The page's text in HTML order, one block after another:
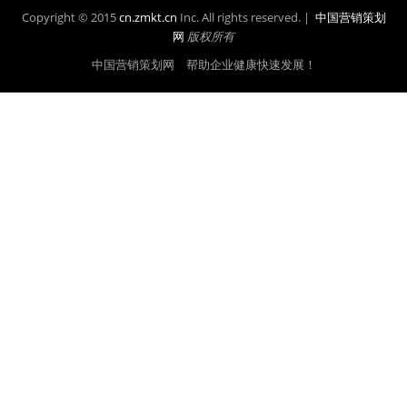
Copyright © 2015cn.zmkt.cn Inc. All rights reserved. | 中国营销策划
网 版权所有
中国营销策划网 帮助企业健康快速发展！